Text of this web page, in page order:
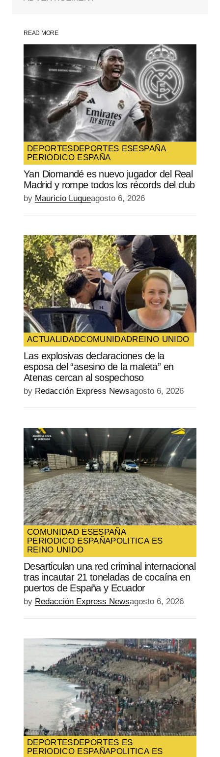
Your Name*
Your E-mail*
Guarda mi nombre, correo electrónico y
web en este navegador para la próxima
vez que comente.
SUBMIT COMMENT
READ MORE
DEPORTESDEPORTES ESESPAÑA
PERIODICO ESPAÑA
Yan Diomandé es nuevo jugador del Real
Madrid y rompe todos los récords del club
by Mauricio Luqueagosto 6, 2026
ACTUALIDADCOMUNIDADREINO UNIDO
Las explosivas declaraciones de la
esposa del “asesino de la maleta” en
Atenas cercan al sospechoso
by Redacción Express Newsagosto 6, 2026
COMUNIDAD ESESPAÑA
PERIODICO ESPAÑAPOLITICA ES
REINO UNIDO
Desarticulan una red criminal internacional
tras incautar 21 toneladas de cocaína en
puertos de España y Ecuador
by Redacción Express Newsagosto 6, 2026
DEPORTES DEPORTES ES
PERIODICO ESPAÑAPOLITICA ES